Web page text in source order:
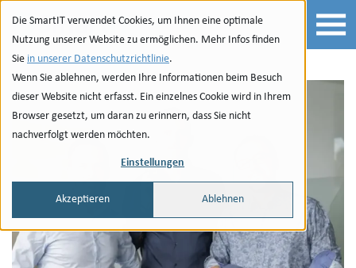
Die SmartIT verwendet Cookies, um Ihnen eine optimale
Nutzung unserer Website zu ermöglichen. Mehr Infos finden
Sie in unserer Datenschutzrichtlinie.
Wenn Sie ablehnen, werden Ihre Informationen beim Besuch
dieser Website nicht erfasst. Ein einzelnes Cookie wird in Ihrem
Browser gesetzt, um daran zu erinnern, dass Sie nicht
nachverfolgt werden möchten.
Einstellungen
Akzeptieren Ablehnen
zum Inhalt springen